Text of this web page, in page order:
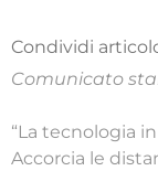
Condividi
Comunicato
“La tecnologia
Accorcia le